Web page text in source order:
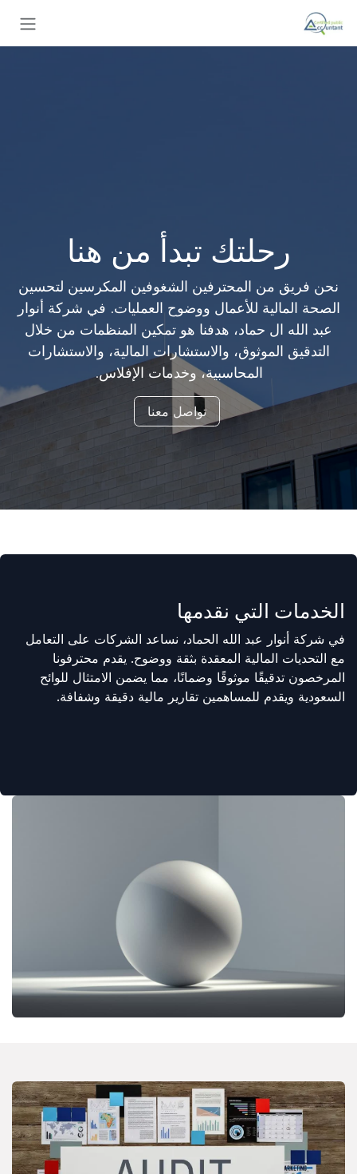
تخطي للذهاب إلى المحتوى
رحلتك تبدأ من هنا
نحن فريق من المحترفين الشغوفين المكرسين لتحسين
الصحة المالية للأعمال ووضوح العمليات. في شركة أنوار
عبد الله ال حماد، هدفنا هو تمكين المنظمات من خلال
التدقيق الموثوق، والاستشارات المالية، والاستشارات
المحاسبية، وخدمات الإفلاس.
تواصل معنا
الخدمات التي نقدمها
في شركة أنوار عبد الله الحماد، نساعد الشركات على التعامل
مع التحديات المالية المعقدة بثقة ووضوح. يقدم محترفونا
المرخصون تدقيقًا موثوقًا وضمانًا، مما يضمن الامتثال للوائح
السعودية ويقدم للمساهمين تقارير مالية دقيقة وشفافة.